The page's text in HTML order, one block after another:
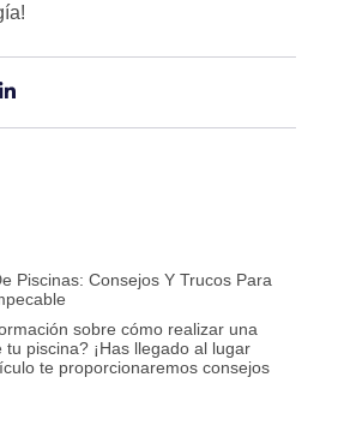
Piscinas: Consejos Y Trucos Para
sobre cómo realizar una
piscina? ¡Has llegado al lugar
te proporcionaremos consejos